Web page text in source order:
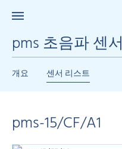
pms 초음파 센서
개요 센서 리스트
pms-15/CF/A1